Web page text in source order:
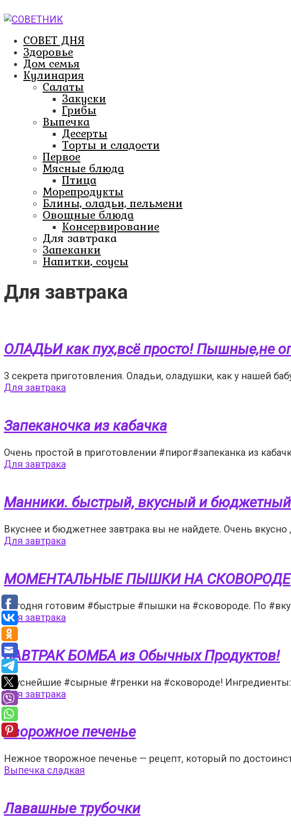
к
СОВЕТ ДНЯ
Здоровье
Дом семья
Кулинария
Салаты
Закуски
Грибы
Выпечка
Десерты
Торты и сладости
Первое
Мясные блюда
Птица
Морепродукты
Блины, оладьи, пельмени
Овощные блюда
Консервирование
Для завтрака
Запеканки
Напитки, соусы
Для завтрака
ОЛАДЬИ как пух,всё просто! Пышные,не
3 секрета приготовления. Оладьи, оладушки, как у нашей
Для завтрака
Запеканочка из кабачка
Очень простой в приготовлении #пирог#запеканка из
Для завтрака
Манники. быстрый, вкусный и бюджетный
Вкуснее и бюджетнее завтрака вы не найдете. Очень
Для завтрака
МОМЕНТАЛЬНЫЕ ПЫШКИ НА СКОВОРОДЕ
Сегодня готовим #быстрые #пышки на #сковороде. По
Для завтрака
ЗАВТРАК БОМБА из Обычных Продуктов!
Вкуснейшие #сырные #гренки на #сковороде!
Для завтрака
Творожное печенье
Нежное творожное печенье — рецепт, который по
Выпечка сладкая
Лавашные трубочки